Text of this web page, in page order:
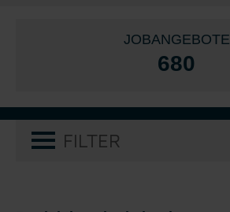
JOBANGEBOTE
680
FILTER